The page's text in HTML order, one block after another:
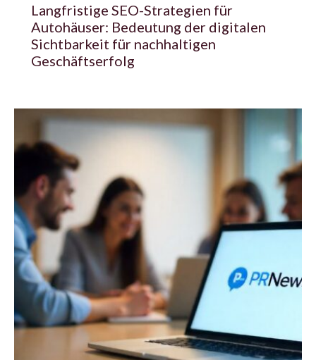
Langfristige SEO-Strategien für
Autohäuser: Bedeutung der digitalen
Sichtbarkeit für nachhaltigen
Geschäftserfolg